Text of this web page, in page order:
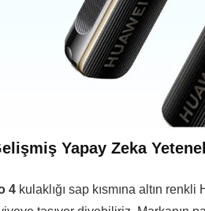
Yapay Zeka
4 kulaklığı sap kısmına altın